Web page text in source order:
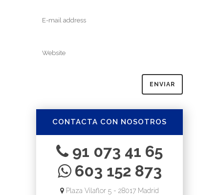
CONTACTA CON NOSOTROS
91 073 41 65
603 152 873
Plaza Vilaflor 5 - 28017 Madrid